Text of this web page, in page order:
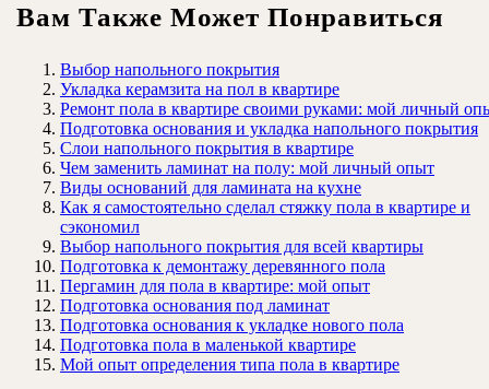
Вам Также Может Понравиться
Выбор напольного покрытия
Укладка керамзита на пол в квартире
Ремонт пола в квартире своими руками: мой личный
Подготовка основания и укладка напольного покрытия
Слои напольного покрытия в квартире
Чем заменить ламинат на полу: мой личный опыт
Виды оснований для ламината на кухне
Как я самостоятельно сделал стяжку пола в квартире и
сэкономил
Выбор напольного покрытия для всей квартиры
Подготовка к демонтажу деревянного пола
Пергамин для пола в квартире: мой опыт
Подготовка основания под ламинат
Подготовка основания к укладке нового пола
Подготовка пола в маленькой квартире
Мой опыт определения типа пола в квартире